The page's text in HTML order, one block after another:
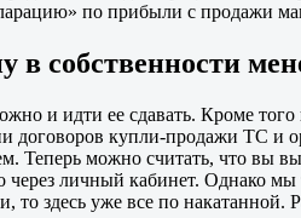
по прибыли с продажи
собственности
и идти ее сдавать. Кроме
договоров купли-продажи ТС и
Теперь можно считать, что вы
личный кабинет. Однако
то здесь уже все по